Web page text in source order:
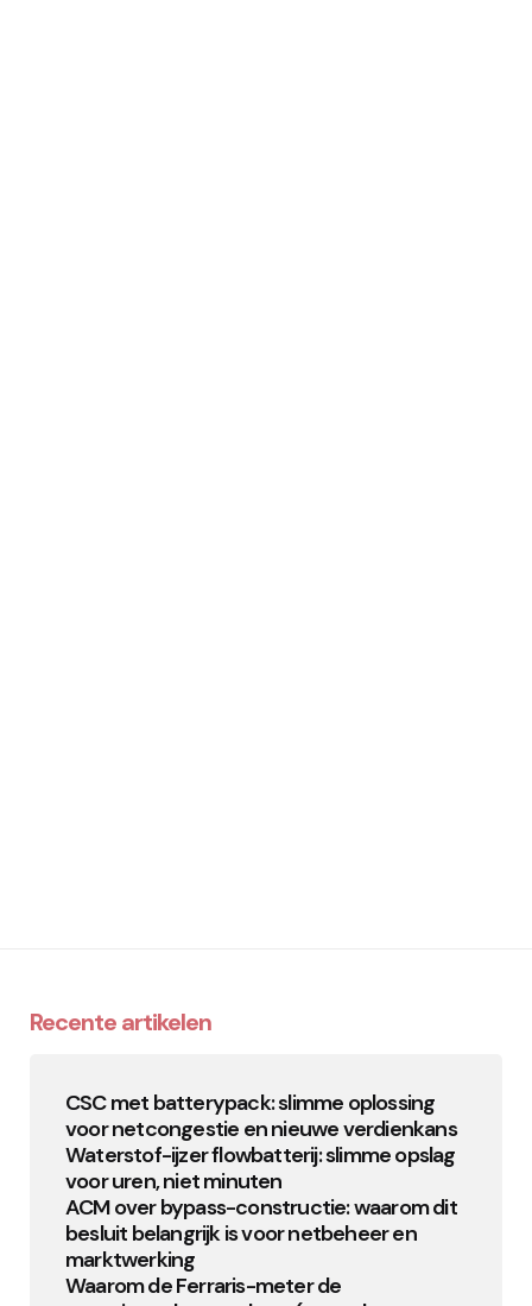
Recente artikelen
CSC met batterypack: slimme oplossing
voor netcongestie en nieuwe verdienkans
Waterstof-ijzer flowbatterij: slimme opslag
voor uren, niet minuten
ACM over bypass-constructie: waarom dit
besluit belangrijk is voor netbeheer en
marktwerking
Waarom de Ferraris-meter de